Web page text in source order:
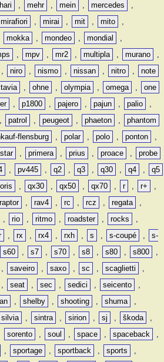
, mehr , mein , mercedes
,
mirafiori , mirai , mit , mito
,
mokka , mondeo , mondial
,
, mpv , mr2 , multipla , murano
,
, niro , nismo , nissan , nitro ,
note
, ohne , olympia , omega ,
one
, p1800 , pajero , pajun , palio
,
, patrol , peugeot , phaeton ,
phantom
flensburg , polar , polo , ponton
,
, primera , prius , proace ,
probe
, pv445 , q2 , q3 , q30 , q4 ,
q5
, qx30 , qx50 , qx70 , r , r+
,
raptor , rav4 , rc , rcz , regata
,
, rio , ritmo , roadster , rocks
,
, rx , rx4 , rxh , s , s-coupé ,
s-
s60 , s7 , s70 , s8 , s80 , s800
,
, saveiro , saxo , sc , scaglietti
,
, seat , sec , sedici , seicento
,
, shelby , shooting , shuma
,
silvia , sintra , sirion , sj , škoda
,
sorento , soul , space , spaceback
,
, sportage , sportback , sports
,